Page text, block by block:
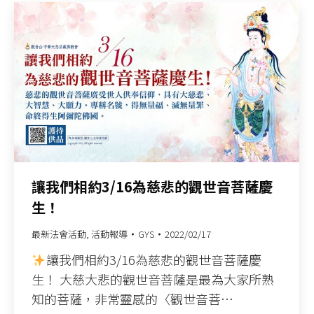
讓我們相約3/16為慈悲的觀世音菩薩慶
生！
最新法會活動, 活動報導 GYS 2022/02/17
讓我們相約3/16為慈悲的觀世音菩薩慶
生！ 大慈大悲的觀世音菩薩是最為大家所熟
知的菩薩，非常靈感的〈觀世音菩…